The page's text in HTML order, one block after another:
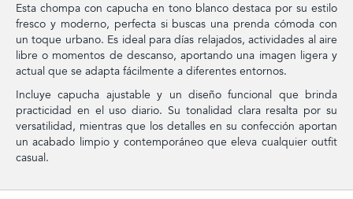
Esta chompa con capucha en tono blanco destaca por su estilo
fresco y moderno, perfecta si buscas una prenda cómoda con
un toque urbano. Es ideal para días relajados, actividades al aire
libre o momentos de descanso, aportando una imagen ligera y
actual que se adapta fácilmente a diferentes entornos.
Incluye capucha ajustable y un diseño funcional que brinda
practicidad en el uso diario. Su tonalidad clara resalta por su
versatilidad, mientras que los detalles en su confección aportan
un acabado limpio y contemporáneo que eleva cualquier outfit
casual.